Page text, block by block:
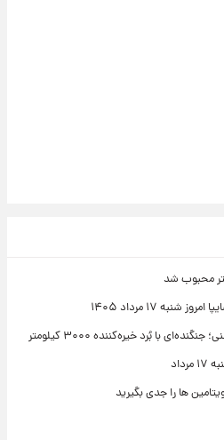
محبوب شد
۱۷ مرداد ۱۴۰۵
ها را جدی بگیرید